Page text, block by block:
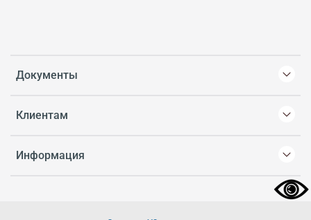
Документы
Клиентам
Информация